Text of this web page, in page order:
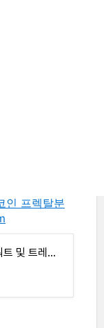
인 프렉탈분
무료 스탁 차트, 스탁 쿼트 및 트레이드 아이디어